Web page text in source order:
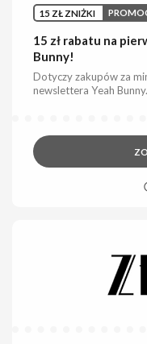
15 ZŁ ZNIŻKI
15 zł rabatu na
Bunny!
Dotyczy zakupów za
newslettera Yeah Bunny.